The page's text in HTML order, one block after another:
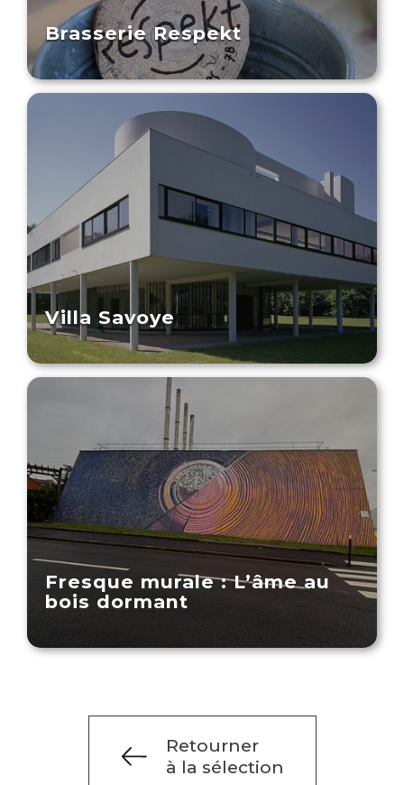
Brasserie Respekt
Villa Savoye
Fresque murale : L’âme au
bois dormant
Retourner
à la sélection